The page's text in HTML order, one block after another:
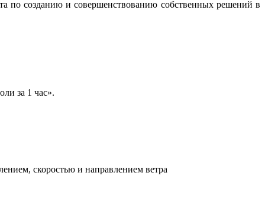
по созданию и совершенствованию собственных решений в
за 1 час».
скоростью и направлением ветра